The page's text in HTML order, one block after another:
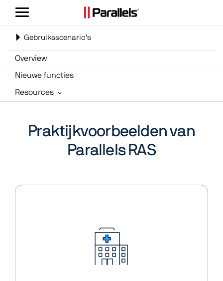
Navigatie
Toggle
Gebruiksscenario's
Overview
Nieuwe functies
Resources
Praktijkvoorbeelden van
Parallels RAS